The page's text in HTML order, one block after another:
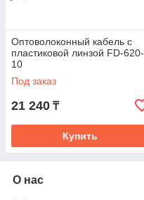
Оптоволоконный кабель с
пластиковой линзой FD-620-
10
Под заказ
21 240 ₸
Купить
О нас